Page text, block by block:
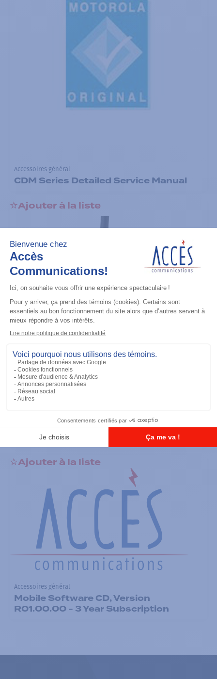
Accessoires général
CDM Series Detailed Service Manual
Ajouter à la liste
RS-232 Programming Cable
Ajouter à la liste
Accessoires général
Mobile Software CD, Version
R01.00.00 - 3 Year Subscription